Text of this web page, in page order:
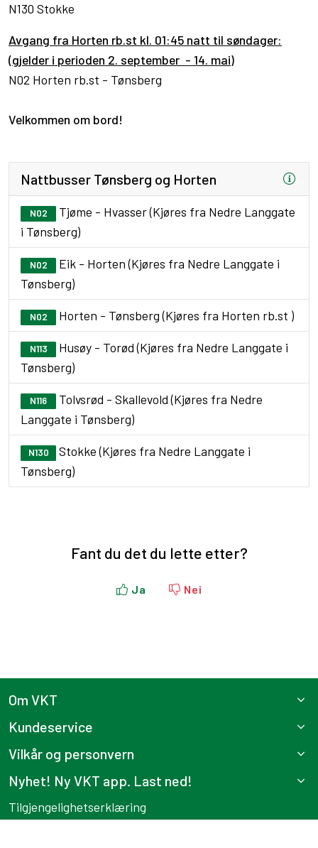
N130 Stokke
Avgang fra Horten rb.st kl. 01:45 natt til søndager:
(gjelder i perioden 2. september - 14. mai)
N02 Horten rb.st - Tønsberg
Velkommen om bord!
Nattbusser Tønsberg og Horten
N02
Tjøme - Hvasser (Kjøres fra Nedre Langgate
i Tønsberg)
N02
Eik - Horten (Kjøres fra Nedre Langgate i
Tønsberg)
N02 Horten - Tønsberg (Kjøres fra Horten rb.st )
N113
Husøy - Torød (Kjøres fra Nedre Langgate i
Tønsberg)
N116
Tolvsrød - Skallevold (Kjøres fra Nedre
Langgate i Tønsberg)
N130
Stokke (Kjøres fra Nedre Langgate i
Tønsberg)
Fant du det du lette etter?
Ja Nei
Om VKT
Kundeservice
Vilkår og personvern
Nyhet! Ny VKT app. Last ned!
Tilgjengelighetserklæring